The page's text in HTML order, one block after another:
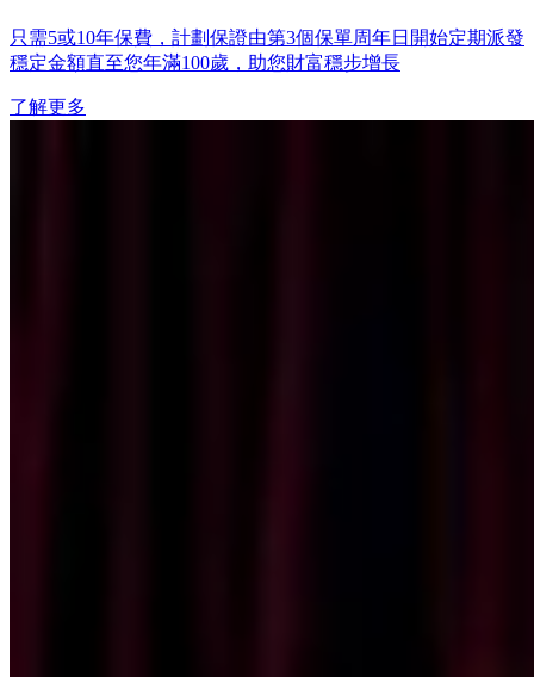
只需5或10年保費，計劃保證由第3個保單周年日開始定期派發
穩定金額直至您年滿100歲，助您財富穩步增長
了解更多